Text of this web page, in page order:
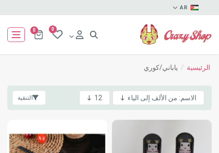
AR
0
0
الرئيسية / ياباني/كوري
التنقية